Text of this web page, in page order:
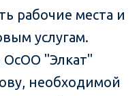
рабочие места и
услугам.
"Элкат"
необходимой